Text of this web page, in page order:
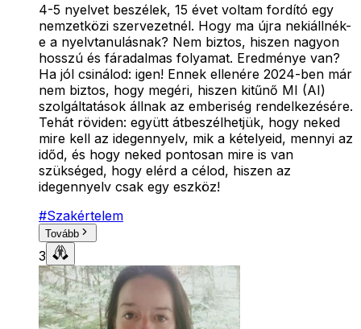
4-5 nyelvet beszélek, 15 évet voltam fordító egy
nemzetközi szervezetnél. Hogy ma újra nekiállnék-
e a nyelvtanulásnak? Nem biztos, hiszen nagyon
hosszú és fáradalmas folyamat. Eredménye van?
Ha jól csinálod: igen! Ennek ellenére 2024-ben már
nem biztos, hogy megéri, hiszen kitűnő MI (AI)
szolgáltatások állnak az emberiség rendelkezésére.
Tehát röviden: együtt átbeszélhetjük, hogy neked
mire kell az idegennyelv, mik a kételyeid, mennyi az
időd, és hogy neked pontosan mire is van
szükséged, hogy elérd a célod, hiszen az
idegennyelv csak egy eszköz!
#Szakértelem
Tovább
3